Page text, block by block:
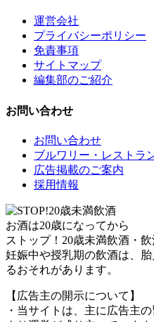
運営会社
プライバシーポリシー
免責事項
サイトマップ
編集部のご紹介
お問い合わせ
お問い合わせ
ブルワリー・レストラ
広告掲載のご案内
採用情報
お酒は20歳になってから
ストップ！20歳未満飲酒・飲
妊娠中や授乳期の飲酒は、
るおそれがあります。
【広告主の開示について】
・当サイトは、主に広告主